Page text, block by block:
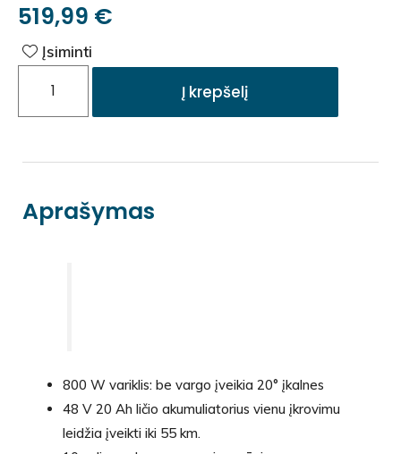
519,99 €
Įsiminti
Į krepšelį
Aprašymas
800 W variklis: be vargo įveikia 20° įkalnes
48 V 20 Ah ličio akumuliatorius vienu įkrovimu
leidžia įveikti iki 55 km.